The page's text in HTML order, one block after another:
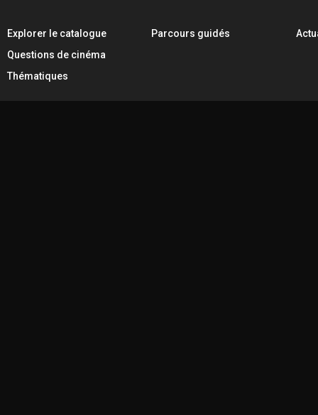
Explorer le catalogue
Questions de cinéma
Thématiques
Parcours guidés